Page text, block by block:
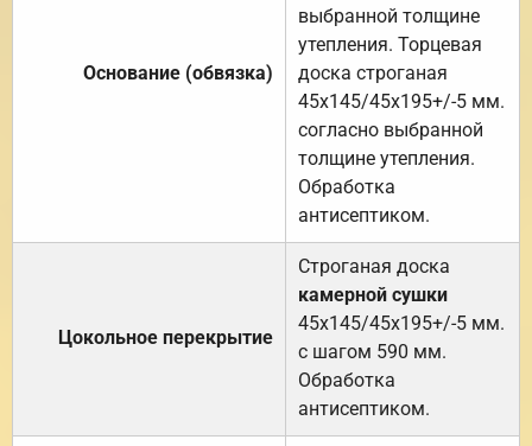
Основание (обвязка)
выбранной толщине
утепления. Торцевая
доска строганая
45х145/45х195+/-5 мм.
согласно выбранной
толщине утепления.
Обработка
антисептиком.
Цокольное перекрытие
Строганая доска
камерной сушки
45х145/45х195+/-5 мм.
с шагом 590 мм.
Обработка
антисептиком.